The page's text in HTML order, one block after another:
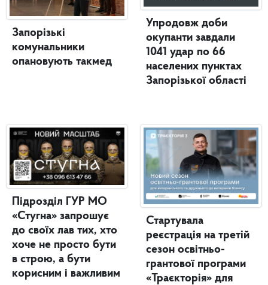
Запорізькі
комунальники
опановують такмед
Підрозділ ГУР МО
«Стугна» запрошує
до своїх лав тих, хто
хоче не просто бути
в строю, а бути
корисним і важливим
Упродовж доби
окупанти завдали
1041 удар по 66
населених пунктах
Запорізької області
Стартувала
реєстрація на третій
сезон освітньо-
грантової програми
«Траєкторія» для